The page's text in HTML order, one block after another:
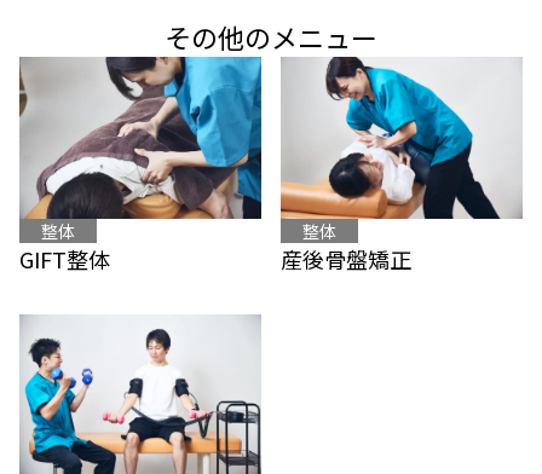
その他のメニュー
整体
GIFT整体
整体
産後骨盤矯正